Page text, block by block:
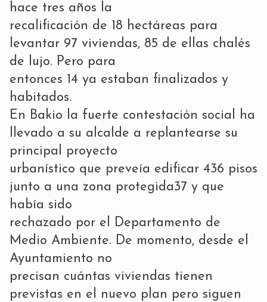
hace tres años la
recalificación de 18 hectáreas para
levantar 97 viviendas, 85 de ellas chalés
de lujo. Pero para
entonces 14 ya estaban finalizados y
habitados.
En Bakio la fuerte contestación social ha
llevado a su alcalde a replantearse su
principal proyecto
urbanístico que preveía edificar 436 pisos
junto a una zona protegida37 y que
había sido
rechazado por el Departamento de
Medio Ambiente. De momento, desde el
Ayuntamiento no
precisan cuántas viviendas tienen
previstas en el nuevo plan pero siguen